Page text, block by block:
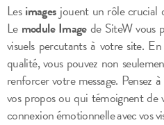
Lesimages jouent un rôle crucial
Le module Imagede SiteW vous
visuels percutants à votre site.
qualité, vous pouvez non
renforcer votre message. Pensez
vos propos ou qui témoignent de
connexion émotionnelle avec vos